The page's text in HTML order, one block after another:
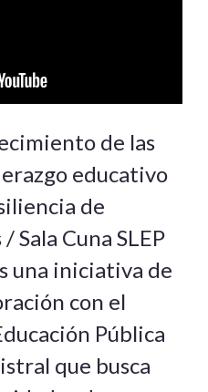
de las
educativo
de
Cuna SLEP
una iniciativa de
con el
Pública
que busca